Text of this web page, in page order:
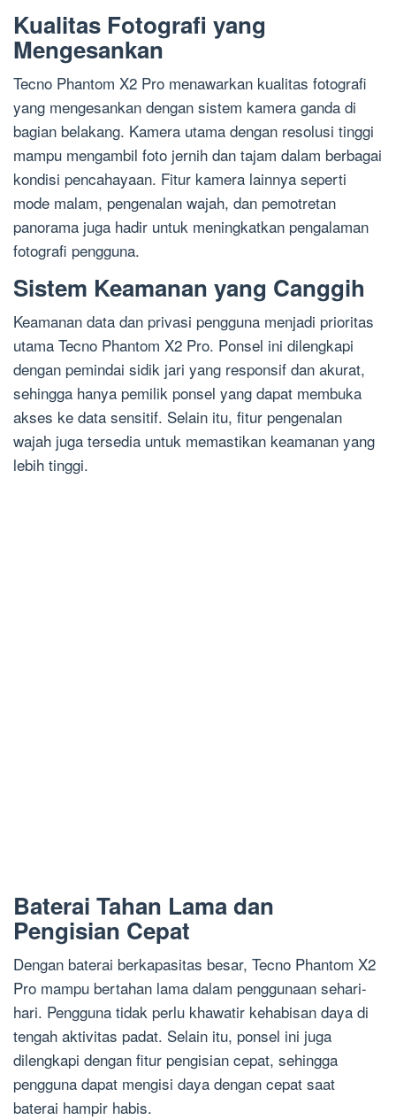
Kualitas Fotografi yang
Mengesankan
Tecno Phantom X2 Pro menawarkan kualitas fotografi
yang mengesankan dengan sistem kamera ganda di
bagian belakang. Kamera utama dengan resolusi tinggi
mampu mengambil foto jernih dan tajam dalam berbagai
kondisi pencahayaan. Fitur kamera lainnya seperti
mode malam, pengenalan wajah, dan pemotretan
panorama juga hadir untuk meningkatkan pengalaman
fotografi pengguna.
Sistem Keamanan yang Canggih
Keamanan data dan privasi pengguna menjadi prioritas
utama Tecno Phantom X2 Pro. Ponsel ini dilengkapi
dengan pemindai sidik jari yang responsif dan akurat,
sehingga hanya pemilik ponsel yang dapat membuka
akses ke data sensitif. Selain itu, fitur pengenalan
wajah juga tersedia untuk memastikan keamanan yang
lebih tinggi.
Baterai Tahan Lama dan
Pengisian Cepat
Dengan baterai berkapasitas besar, Tecno Phantom X2
Pro mampu bertahan lama dalam penggunaan sehari-
hari. Pengguna tidak perlu khawatir kehabisan daya di
tengah aktivitas padat. Selain itu, ponsel ini juga
dilengkapi dengan fitur pengisian cepat, sehingga
pengguna dapat mengisi daya dengan cepat saat
baterai hampir habis.